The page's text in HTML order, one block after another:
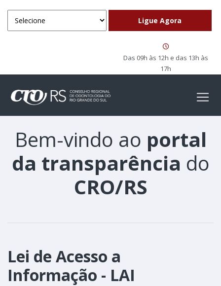
Das 09h às 12h e das 13h às
17h
Bem-vindo ao portal
da transparência do
CRO/RS
Lei de Acesso a
Informação - LAI